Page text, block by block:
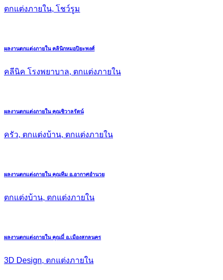
ตกแต่งภายใน, โชว์รูม
ผลงานตกแต่งภายใน คลินิกหมอปิยะพงศ์
คลีนิค โรงพยาบาล, ตกแต่งภายใน
ผลงานตกแต่งภายใน คุณชิวาลรัตน์
ครัว, ตกแต่งบ้าน, ตกแต่งภายใน
ผลงานตกแต่งภายใน คุณทีม อ.อากาศอำนวย
ตกแต่งบ้าน, ตกแต่งภายใน
ผลงานตกแต่งภายใน คุณมี่ อ.เมืองสกลนคร
3D Design, ตกแต่งภายใน